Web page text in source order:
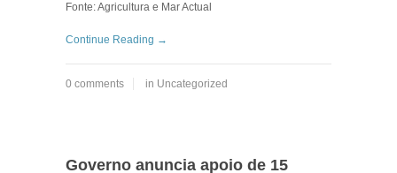
Fonte: Agricultura e Mar Actual
Continue Reading →
0 comments in Uncategorized
Governo anuncia apoio de 15